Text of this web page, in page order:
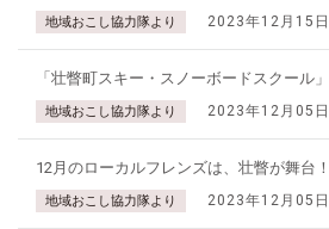
地域おこし協力隊より 2023年12月15日
「壮瞥町スキー・スノーボードスクール
地域おこし協力隊より 2023年12月05日
12月のローカルフレンズは、壮瞥が舞台！
地域おこし協力隊より 2023年12月05日